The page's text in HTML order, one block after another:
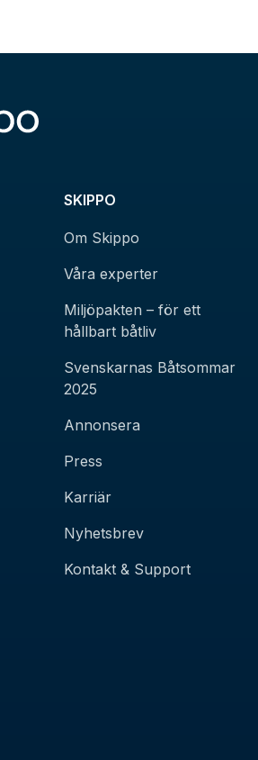
SKIPPO
Om Skippo
Våra experter
Miljöpakten – för ett
hållbart båtliv
Svenskarnas Båtsommar
2025
Annonsera
Press
Karriär
Nyhetsbrev
Kontakt & Support